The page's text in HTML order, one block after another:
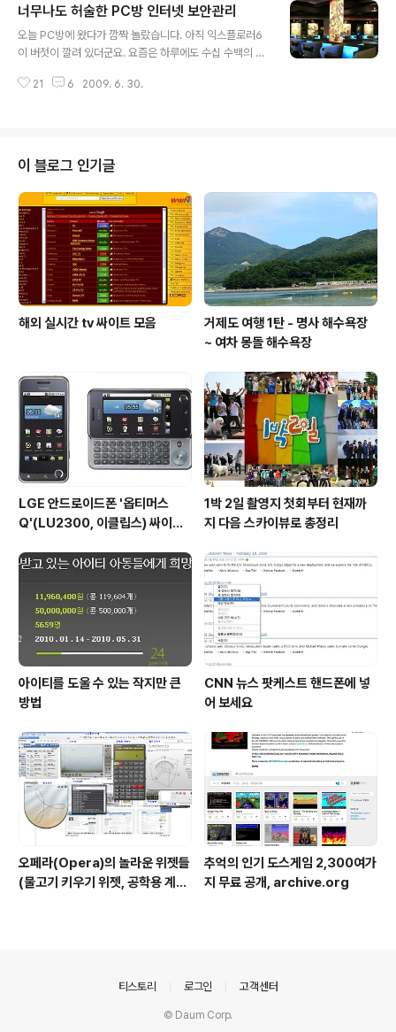
크하던지 해라!" 우리나라도 역시 공정저래위원회에서 마
이크로소프트의 독과점에의한 불공정 거래 시정 명령이 내
려진 상태입니다. 바로 Windows Messenger와 Wind
원회에서는 윈도우에서 이 두 프로그램을 없이 윈도우를
너무나도 허술한 PC방 인터넷 보안관리
오늘 PC방에 왔다가 깜짝 놀랐습니다. 아직 익스플로러6
이 버젓이 깔려 있더군요. 요즘은 하루에도 수십 수백의 악
도 개인정보가 술~술~ 빠져나가는 시대입니다. 이런 상황
보 측면에서 특별한 지침이 없어 허술하게 관리하고 있죠.
적어도 제가 가봤던 PC방은 모두 그랬습니다. PC방이 안
그래도 개인정보를 빼돌리는데 최적의 장소로 악용되고 있
어 보안에 더욱 신경써도 모자랄 판에 이건 너무한다는 생
각이 드네요. 특히 익스플로러는 대부분이 관리를 안해서
각종 툴바, 광고, 지저분한 메인화면.. 완..
21 6 2009. 6. 30.
이 블로그 인기글
해외 실시간 tv 싸이트 모음
거제도 여행 1탄 - 명사 해수욕장
~ 여차 몽돌 해수욕장
LGE 안드로이드폰 '옵티머스
Q'(LU2300, 이클립스) 싸이언
1박 2일 촬영지 첫회부터 현재까
지 다음 스카이뷰로 총정리
아이티를 도울 수 있는 작지만 큰
방법
CNN 뉴스 팟케스트 핸드폰에 넣
어 보세요
오페라(Opera)의 놀라운 위젯들
(물고기 키우기 위젯, 공학용 계산
추억의 인기 도스게임 2,300여가
지 무료 공개, archive.org
티스토리 로그인 고객센터
© Daum Corp.